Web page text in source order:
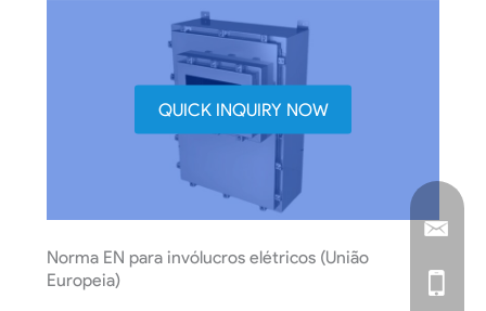
QUICK INQUIRY NOW
Norma EN para invólucros elétricos (União
Europeia)